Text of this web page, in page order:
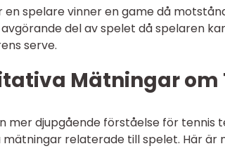
en spelare vinner en game då
del av spelet då spelaren
serve.
Mätningar om
mer djupgående förståelse för tennis
relaterade till spelet. Här är